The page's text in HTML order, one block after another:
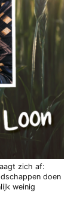
zich af:
doen
weinig